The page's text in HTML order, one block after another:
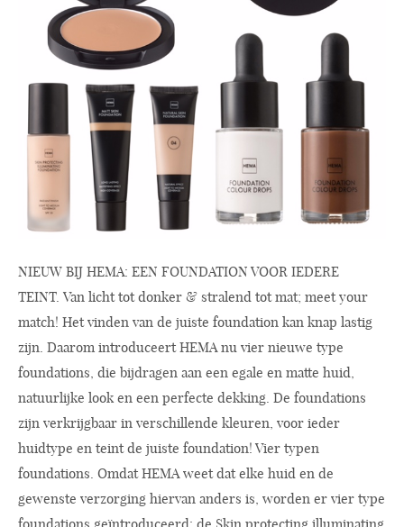
NIEUW BIJ HEMA: EEN FOUNDATION VOOR IEDERE
TEINT. Van licht tot donker & stralend tot mat; meet your
match! Het vinden van de juiste foundation kan knap lastig
zijn. Daarom introduceert HEMA nu vier nieuwe type
foundations, die bijdragen aan een egale en matte huid,
natuurlijke look en een perfecte dekking. De foundations
zijn verkrijgbaar in verschillende kleuren, voor ieder
huidtype en teint de juiste foundation! Vier typen
foundations. Omdat HEMA weet dat elke huid en de
gewenste verzorging hiervan anders is, worden er vier type
foundations geïntroduceerd: de Skin protecting illuminating